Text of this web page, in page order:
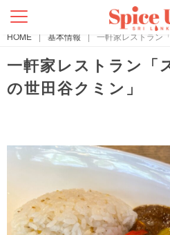
HOME | 基本情報 | 一軒家レストラン
一軒家レストラン「
の世田谷クミン」